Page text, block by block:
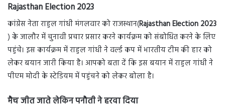
Rajasthan Election 2023
कांग्रेस नेता राहुल गांधी मंगलवार को राजस्थान(Rajasthan Election 2023
) के जालौर में चुनावी प्रचार प्रसार करने कार्यक्रम को संबोधित करने के लिए
पहुंचे। इस कार्यक्रम में राहुल गांधी ने वर्ल्ड कप में भारतीय टीम की हार को
लेकर बयान जारी किया है। आपको बता दें कि इस बयान में राहुल गांधी ने
पीएम मोदी के स्टेडियम में पहुंचने को लेकर बोला है।
मैच जीत जाते लेकिन पनौती ने हरवा दिया